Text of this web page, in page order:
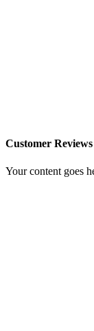
Customer Reviews
Your content goes